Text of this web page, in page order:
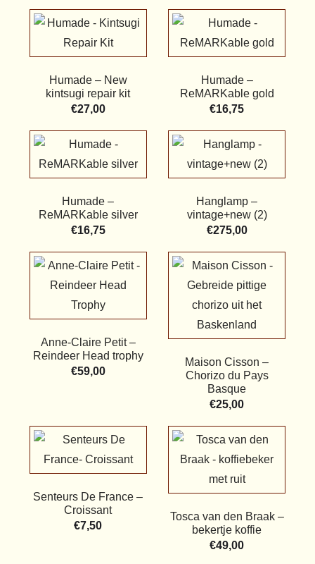
Humade – New
kintsugi repair kit
€27,00
Humade –
ReMARKable gold
€16,75
Humade –
ReMARKable silver
€16,75
Hanglamp –
vintage+new (2)
€275,00
Anne-Claire Petit –
Reindeer Head trophy
€59,00
Maison Cisson –
Chorizo du Pays
Basque
€25,00
Senteurs De France –
Croissant
€7,50
Tosca van den Braak –
bekertje koffie
€49,00